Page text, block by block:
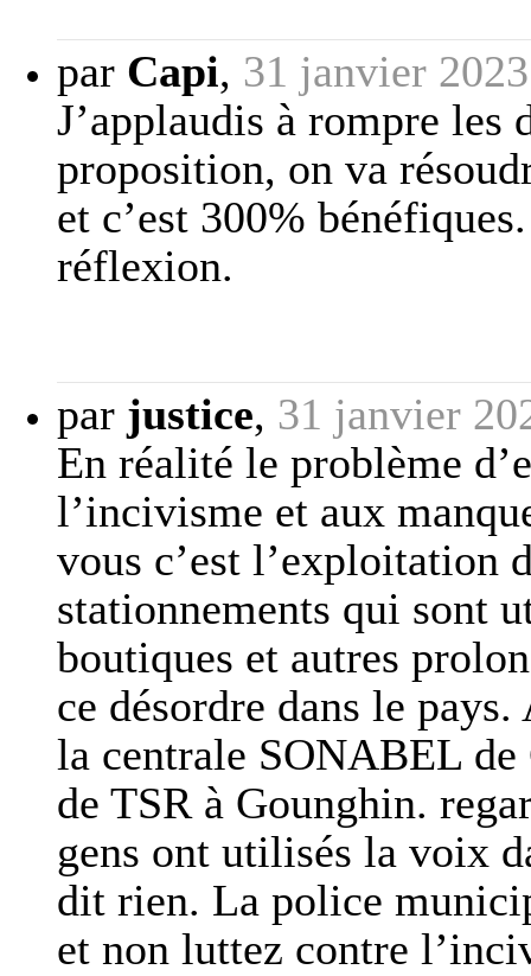
par Capi, 31 janvier
J’applaudis à rompre les
proposition, on va
et c’est 300%
réflexion.
par justice, 31 janvier
En réalité le problème
l’incivisme et aux
vous c’est l’exploitation
stationnements qui sont
boutiques et autres
ce désordre dans le
la centrale SONABEL
de TSR à Gounghin.
gens ont utilisés la voix
dit rien. La police
et non luttez contre